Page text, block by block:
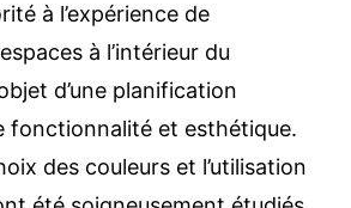
à l’expérience de
à l’intérieur du
d’une planification
fonctionnalité et esthétique.
des couleurs et l’utilisation